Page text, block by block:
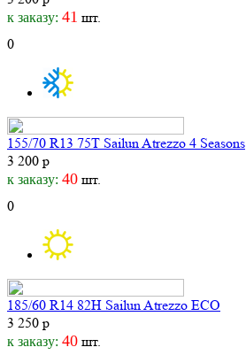
к заказу: 41 шт.
0
155/70 R13 75T Sailun Atrezzo 4 Seasons
3 200 р
к заказу: 40 шт.
0
185/60 R14 82H Sailun Atrezzo ECO
3 250 р
к заказу: 40 шт.